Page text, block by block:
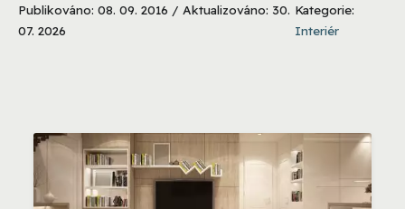
Publikováno: 08. 09. 2016 / Aktualizováno: 30.
07. 2026
Kategorie:
Interiér